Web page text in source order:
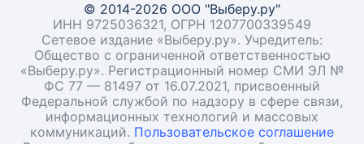
© 2014-2026 ООО "Выберу.ру"
ИНН 9725036321, ОГРН 1207700339549
Сетевое издание «Выберу.ру». Учредитель:
Общество с ограниченной ответственностью
«Выберу.ру». Регистрационный номер СМИ ЭЛ №
ФС 77 — 81497 от 16.07.2021, присвоенный
Федеральной службой по надзору в сфере связи,
информационных технологий и массовых
коммуникаций. Пользовательское соглашение